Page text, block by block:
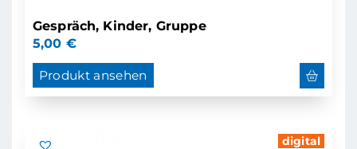
Gespräch, Kinder, Gruppe
5,00 €
Produkt ansehen
digital